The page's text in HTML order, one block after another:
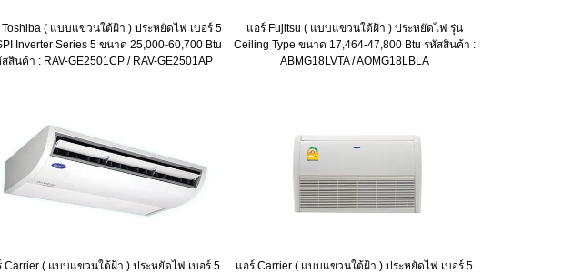
Toshiba ( แบบแขวนใต้ฝ้า ) ประหยัดไฟ เบอร์ 5
Inverter Series 5 ขนาด 25,000-60,700 Btu
สินค้า : RAV-GE2501CP / RAV-GE2501AP
แอร์ Fujitsu ( แบบแขวนใต้ฝ้า ) ประหยัดไฟ รุ่น
Ceiling Type ขนาด 17,464-47,800 Btu รหัสสินค้า :
ABMG18LVTA / AOMG18LBLA
Carrier ( แบบแขวนใต้ฝ้า ) ประหยัดไฟ เบอร์ 5
แอร์ Carrier ( แบบแขวนใต้ฝ้า ) ประหยัดไฟ เบอร์ 5